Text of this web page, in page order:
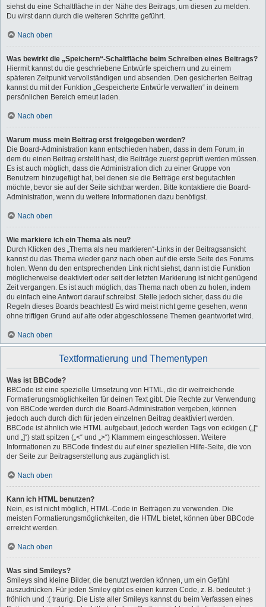
siehst du eine Schaltfläche in der Nähe des Beitrags, um diesen zu melden.
Du wirst dann durch die weiteren Schritte geführt.
Nach oben
Was bewirkt die „Speichern“-Schaltfläche beim Schreiben eines Beitrags?
Hiermit kannst du die geschriebene Entwürfe speichern und zu einem
späteren Zeitpunkt vervollständigen und absenden. Den gesicherten Beitrag
kannst du mit der Funktion „Gespeicherte Entwürfe verwalten“ in deinem
persönlichen Bereich erneut laden.
Nach oben
Warum muss mein Beitrag erst freigegeben werden?
Die Board-Administration kann entschieden haben, dass in dem Forum, in
dem du einen Beitrag erstellt hast, die Beiträge zuerst geprüft werden müssen.
Es ist auch möglich, dass die Administration dich zu einer Gruppe von
Benutzern hinzugefügt hat, bei denen sie die Beiträge erst begutachten
möchte, bevor sie auf der Seite sichtbar werden. Bitte kontaktiere die Board-
Administration, wenn du weitere Informationen dazu benötigst.
Nach oben
Wie markiere ich ein Thema als neu?
Durch Klicken des „Thema als neu markieren“-Links in der Beitragsansicht
kannst du das Thema wieder ganz nach oben auf die erste Seite des Forums
holen. Wenn du den entsprechenden Link nicht siehst, dann ist die Funktion
möglicherweise deaktiviert oder seit der letzten Markierung ist nicht genügend
Zeit vergangen. Es ist auch möglich, das Thema nach oben zu holen, indem
du einfach eine Antwort darauf schreibst. Stelle jedoch sicher, dass du die
Regeln dieses Boards beachtest! Es wird meist nicht gerne gesehen, wenn
ohne triftigen Grund auf alte oder abgeschlossene Themen geantwortet wird.
Nach oben
Textformatierung und Thementypen
Was ist BBCode?
BBCode ist eine spezielle Umsetzung von HTML, die dir weitreichende
Formatierungsmöglichkeiten für deinen Text gibt. Die Rechte zur Verwendung
von BBCode werden durch die Board-Administration vergeben, können
jedoch auch durch dich für jeden einzelnen Beitrag deaktiviert werden.
BBCode ist ähnlich wie HTML aufgebaut, jedoch werden Tags von eckigen („[“
und „]“) statt spitzen („<“ und „>“) Klammern eingeschlossen. Weitere
Informationen zu BBCode findest du auf einer speziellen Hilfe-Seite, die von
der Seite zur Beitragserstellung aus zugänglich ist.
Nach oben
Kann ich HTML benutzen?
Nein, es ist nicht möglich, HTML-Code in Beiträgen zu verwenden. Die
meisten Formatierungsmöglichkeiten, die HTML bietet, können über BBCode
erreicht werden.
Nach oben
Was sind Smileys?
Smileys sind kleine Bilder, die benutzt werden können, um ein Gefühl
auszudrücken. Für jeden Smiley gibt es einen kurzen Code, z. B. bedeutet :)
fröhlich und :( traurig. Die Liste aller Smileys kannst du beim Verfassen eines